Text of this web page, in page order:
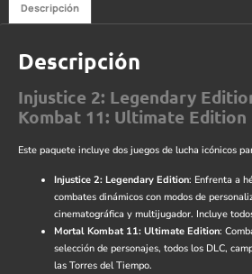
Descripción
Descripción
Injustice 2: Legendary
Kombat 11: Ultimate Edition
Este paquete incluye dos juegos de lucha icónicos
Injustice 2: Legendary Edition: Enfrenta a
combates dinámicos con modos de
cinematográfica y multijugador. Incluye
Mortal Kombat 11: Ultimate Edition:
selección de personajes, todos los DLC,
las Torres del Tiempo.